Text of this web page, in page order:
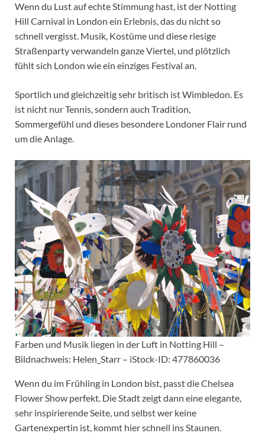
Wenn du Lust auf echte Stimmung hast, ist der Notting
Hill Carnival in London ein Erlebnis, das du nicht so
schnell vergisst. Musik, Kostüme und diese riesige
Straßenparty verwandeln ganze Viertel, und plötzlich
fühlt sich London wie ein einziges Festival an.
Sportlich und gleichzeitig sehr britisch ist Wimbledon. Es
ist nicht nur Tennis, sondern auch Tradition,
Sommergefühl und dieses besondere Londoner Flair rund
um die Anlage.
Farben und Musik liegen in der Luft in Notting Hill –
Bildnachweis: Helen_Starr – iStock-ID: 477860036
Wenn du im Frühling in London bist, passt die Chelsea
Flower Show perfekt. Die Stadt zeigt dann eine elegante,
sehr inspirierende Seite, und selbst wer keine
Gartenexpertin ist, kommt hier schnell ins Staunen.